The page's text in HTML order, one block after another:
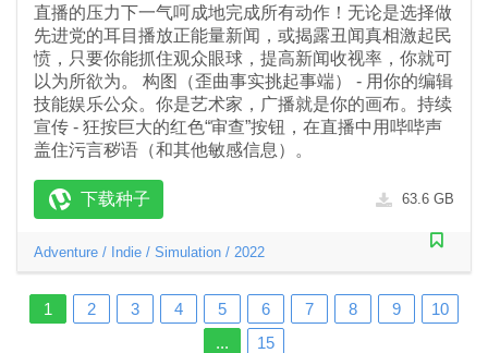
直播的压力下一气呵成地完成所有动作！无论是选择做
先进党的耳目播放正能量新闻，或揭露丑闻真相激起民
愤，只要你能抓住观众眼球，提高新闻收视率，你就可
以为所欲为。 构图（歪曲事实挑起事端） - 用你的编辑
技能娱乐公众。你是艺术家，广播就是你的画布。持续
宣传 - 狂按巨大的红色“审查”按钮，在直播中用哔哔声
盖住污言秽语（和其他敏感信息）。
下载种子 63.6 GB
Adventure / Indie / Simulation / 2022
1 2 3 4 5 6 7 8 9
10
...
15